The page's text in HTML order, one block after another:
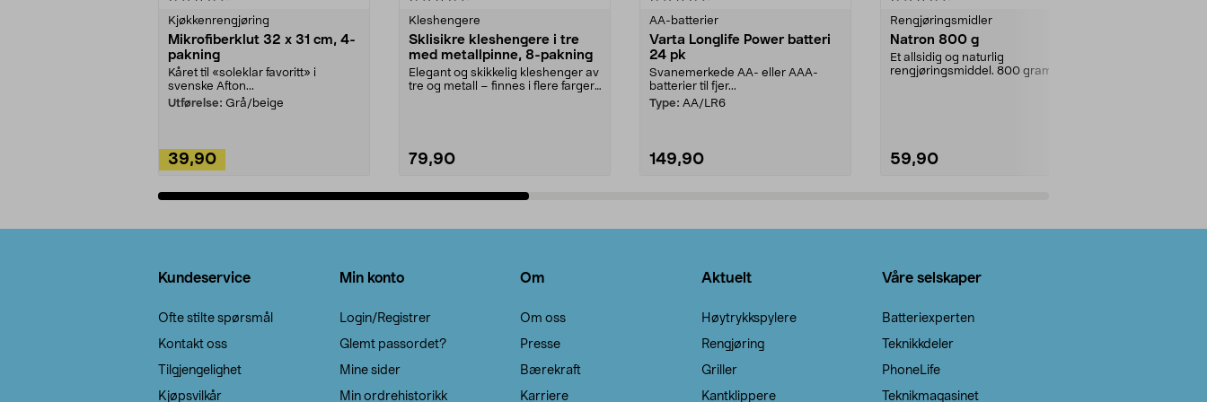
Kjøkkenrengjøring
Mikrofiberklut 32 x 31 cm, 4-
pakning
Kåret til «soleklar favoritt» i
svenske Afton...
Utførelse: Grå/beige
39,90
Kleshengere
Sklisikre kleshengere i tre
med metallpinne, 8-pakning
Elegant og skikkelig kleshenger av
tre og metall – finnes i flere farger.
79,90
AA-batterier
Varta Longlife Power batteri
24 pk
Svanemerkede AA- eller AAA-
batterier til fjer...
Type: AA/LR6
149,90
Rengjøringsmidler
Natron 800 g
Et allsidig og naturlig
rengjøringsmiddel. 800 gram
59,90
Kundeservice
Ofte stilte spørsmål
Kontakt oss
Tilgjengelighet
Kjøpsvilkår
Min konto
Login/Registrer
Glemt passordet?
Mine sider
Min ordrehistorikk
Om
Om oss
Presse
Bærekraft
Karriere
Aktuelt
Høytrykkspylere
Rengjøring
Griller
Kantklippere
Våre selskaper
Batteriexperten
Teknikkdeler
PhoneLife
Teknikmagasinet